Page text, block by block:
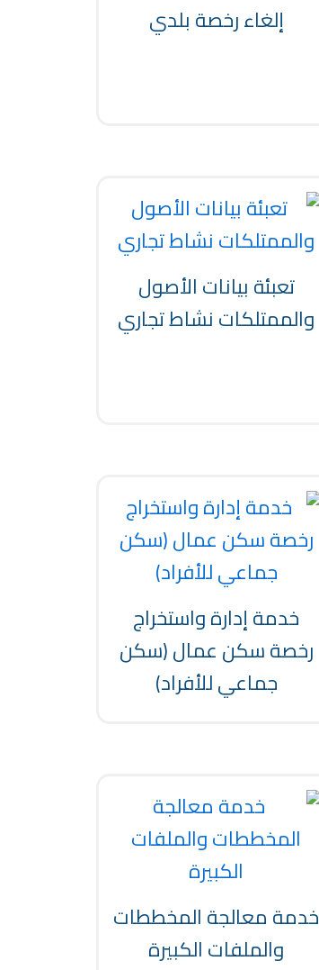
إلغاء رخصة بلدي
تعبئة بيانات الأصول
والممتلكات نشاط تجاري
خدمة إدارة واستخراج
رخصة سكن عمال (سكن
جماعي للأفراد)
خدمة معالجة المخططات
والملفات الكبيرة